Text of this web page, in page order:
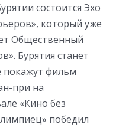
состоится Эхо
который уже
Общественный
Бурятия станет
покажут фильм
при на
«Кино без
победил